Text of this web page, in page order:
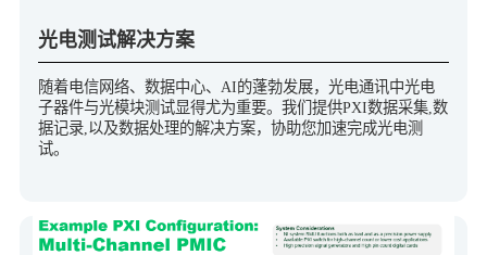
光电测试解决方案
随着电信网络、数据中心、AI的蓬勃发展，光电通讯中光电
子器件与光模块测试显得尤为重要。我们提供PXI数据采集,数
据记录,以及数据处理的解决方案，协助您加速完成光电测
试。